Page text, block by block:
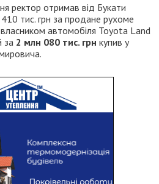
ректор отримав від Букати
тис. грн за продане рухоме
автомобіля Toyota Land
за 2 млн 080 тис. грн купив у